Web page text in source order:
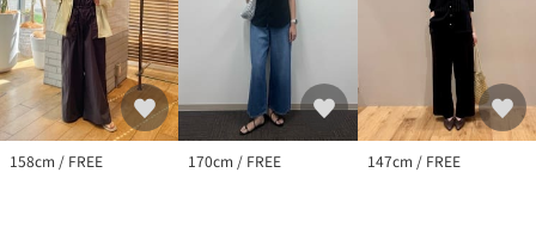
158cm / FREE 170cm / FREE 147cm / FREE